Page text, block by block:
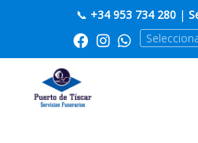
📞 +34 953 734 280 |